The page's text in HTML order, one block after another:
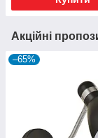
Акційні
–65%